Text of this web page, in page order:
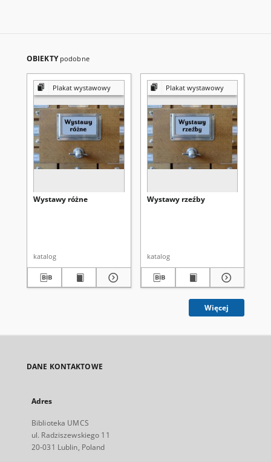
OBIEKTY podobne
Plakat wystawowy
Wystawy różne
katalog
Plakat wystawowy
Wystawy rzeźby
katalog
Więcej
DANE KONTAKTOWE
Adres
Biblioteka UMCS
ul. Radziszewskiego 11
20-031 Lublin, Poland